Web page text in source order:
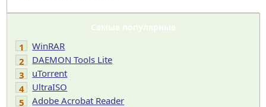
Самые популярные
1
WinRAR
2
DAEMON Tools Lite
3
uTorrent
4
UltraISO
5
Adobe Acrobat Reader